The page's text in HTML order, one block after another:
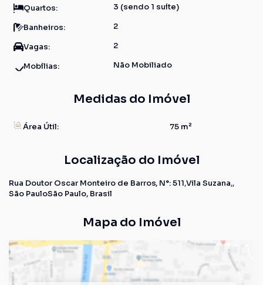
Quartos: 3 (sendo 1 suíte)
Banheiros: 2
Vagas: 2
Mobílias: Não Mobiliado
Medidas do Imóvel
Área Útil: 75 m²
Localização do Imóvel
Rua Doutor Oscar Monteiro de Barros, N°:511 Vila Suzana
São PauloSão Paulo, Brasil
Mapa do Imóvel